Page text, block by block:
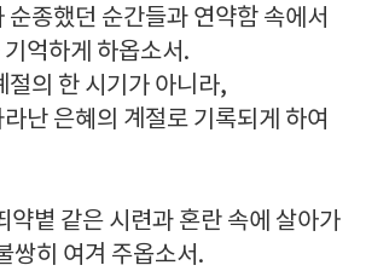
순종했던 순간들과 연약함 속에서
억하게 하옵소서.
절의 한 시기가 아니라,
난 은혜의 계절로 기록되게 하여
약볕 같은 시련과 혼란 속에 살아가
쌍히 여겨 주옵소서.